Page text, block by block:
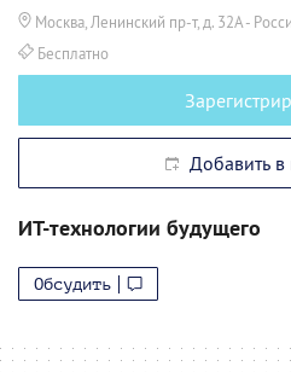
Москва, Ленинский пр-т, д. 32А-
Бесплатно
Добавить в
ИТ-технологии будущего
Обсудить